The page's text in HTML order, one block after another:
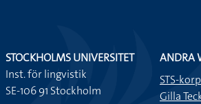
STOCKHOLMS UNIVERSITET
Inst. för lingvistik
SE-106 91 Stockholm
ANDRA
STS-
Gilla